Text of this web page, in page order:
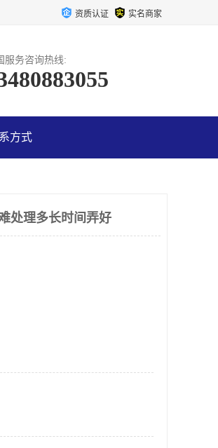
资质认证 实名商家
服务咨询热线:
方式
处理多长时间弄好